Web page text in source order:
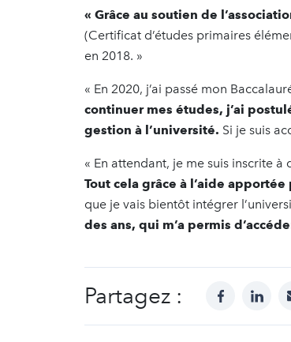
« Grâce au soutien de
(Certificat d’études primaires
en 2018. »
« En 2020, j’ai passé mon
continuer mes études, j’ai
gestion à l’université. Si je suis
« En attendant, je me suis inscrite
Tout cela grâce à l’aide
que je vais bientôt intégrer
des ans, qui m’a permis
Partagez : facebook